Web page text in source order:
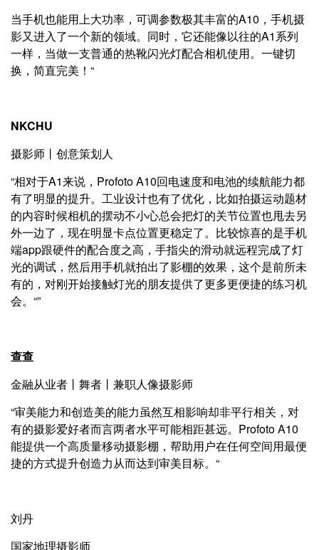
当手机也能用上大功率，可调参数极其丰富的A10，手机摄
影又进入了一个新的领域。同时，它还能像以往的A1系列
一样，当做一支普通的热靴闪光灯配合相机使用。一键切
换，简直完美！“
NKCHU
摄影师丨创意策划人
“相对于A1来说，Profoto A10回电速度和电池的续航能力都
有了明显的提升。工业设计也有了优化，比如拍摄运动题材
的内容时候相机的摆动不小心总会把灯的关节位置也甩去另
外一边了，现在明显卡点位置更稳定了。比较惊喜的是手机
端app跟硬件的配合度之高，手指尖的滑动就远程完成了灯
光的调试，然后用手机就拍出了影棚的效果，这个是前所未
有的，对刚开始接触灯光的朋友提供了更多更便捷的练习机
会。“”
查查
金融从业者丨舞者丨兼职人像摄影师
“审美能力和创造美的能力虽然互相影响却非平行相关，对
有的摄影爱好者而言两者水平可能相距甚远。Profoto A10
能提供一个高质量移动摄影棚，帮助用户在任何空间用最便
捷的方式提升创造力从而达到审美目标。“
刘丹
国家地理摄影师